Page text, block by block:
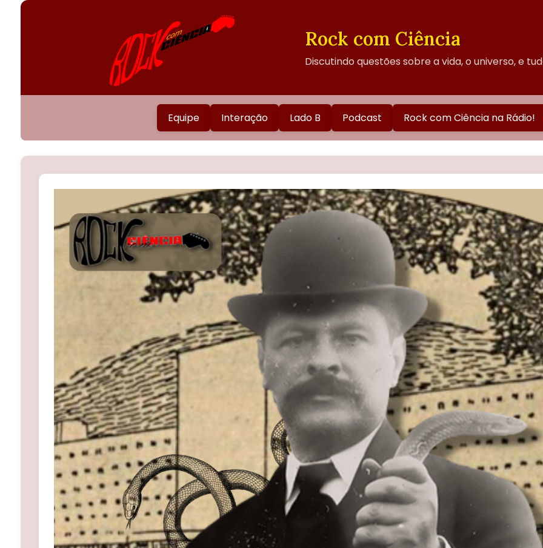
Rock com Ciência
Discutindo questões sobre a vida, o universo, e
Equipe Interação Lado B Podcast Rock com Ciência na Rádio!